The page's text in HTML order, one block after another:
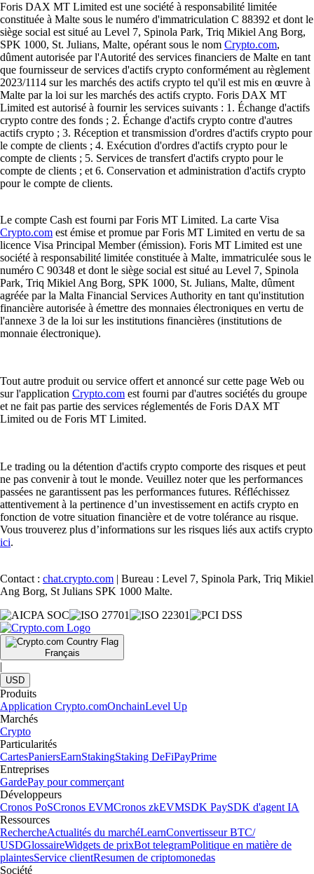
Foris DAX MT Limited est une société à responsabilité limitée
constituée à Malte sous le numéro d'immatriculation C 88392 et dont le
siège social est situé au Level 7, Spinola Park, Triq Mikiel Ang Borg,
SPK 1000, St. Julians, Malte, opérant sous le nom Crypto.com,
dûment autorisée par l'Autorité des services financiers de Malte en tant
que fournisseur de services d'actifs crypto conformément au règlement
2023/1114 sur les marchés des actifs crypto tel qu'il est mis en œuvre à
Malte par la loi sur les marchés des actifs crypto. Foris DAX MT
Limited est autorisé à fournir les services suivants : 1. Échange d'actifs
crypto contre des fonds ; 2. Échange d'actifs crypto contre d'autres
actifs crypto ; 3. Réception et transmission d'ordres d'actifs crypto pour
le compte de clients ; 4. Exécution d'ordres d'actifs crypto pour le
compte de clients ; 5. Services de transfert d'actifs crypto pour le
compte de clients ; et 6. Conservation et administration d'actifs crypto
pour le compte de clients.
Le compte Cash est fourni par Foris MT Limited. La carte Visa
Crypto.com est émise et promue par Foris MT Limited en vertu de sa
licence Visa Principal Member (émission). Foris MT Limited est une
société à responsabilité limitée constituée à Malte, immatriculée sous le
numéro C 90348 et dont le siège social est situé au Level 7, Spinola
Park, Triq Mikiel Ang Borg, SPK 1000, St. Julians, Malte, dûment
agréée par la Malta Financial Services Authority en tant qu'institution
financière autorisée à émettre des monnaies électroniques en vertu de
l'annexe 3 de la loi sur les institutions financières (institutions de
monnaie électronique).
Tout autre produit ou service offert et annoncé sur cette page Web ou
sur l'application Crypto.com est fourni par d'autres sociétés du groupe
et ne fait pas partie des services réglementés de Foris DAX MT
Limited ou de Foris MT Limited.
Le trading ou la détention d'actifs crypto comporte des risques et peut
ne pas convenir à tout le monde. Veuillez noter que les performances
passées ne garantissent pas les performances futures. Réfléchissez
attentivement à la pertinence d’un investissement en actifs crypto en
fonction de votre situation financière et de votre tolérance au risque.
Vous trouverez plus d’informations sur les risques liés aux actifs crypto
ici.
Contact : chat.crypto.com | Bureau : Level 7, Spinola Park, Triq Mikiel
Ang Borg, St Julians SPK 1000 Malte.
Français
|
USD
Produits
Application Crypto.comOnchainLevel Up
Marchés
Crypto
Particularités
CartesPaniersEarnStakingStaking DeFiPayPrime
Entreprises
GardePay pour commerçant
Développeurs
Cronos PoSCronos EVMCronos zkEVMSDK PaySDK d'agent IA
Ressources
RechercheActualités du marchéLearnConvertisseur BTC/
USDGlossaireWidgets de prixBot telegramPolitique en matière de
plaintesService clientResumen de criptomonedas
Société